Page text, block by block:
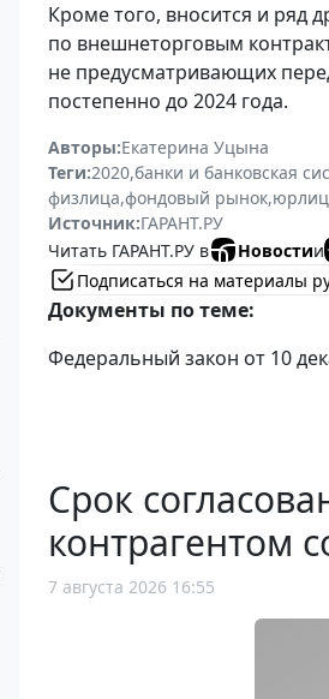
Кроме того, вносится и ряд
по внешнеторговым
не предусматривающих
постепенно до 2024 года.
Авторы:Екатерина Уцына
Теги:2020,банки и банковская
физлица,фондовый рынок,
Источник:ГАРАНТ.РУ
Читать ГАРАНТ.РУ в
Новостии
Подписаться на материалы
Документы по теме:
Федеральный закон от 10
Срок
контрагентом
7 августа 2026 16:55